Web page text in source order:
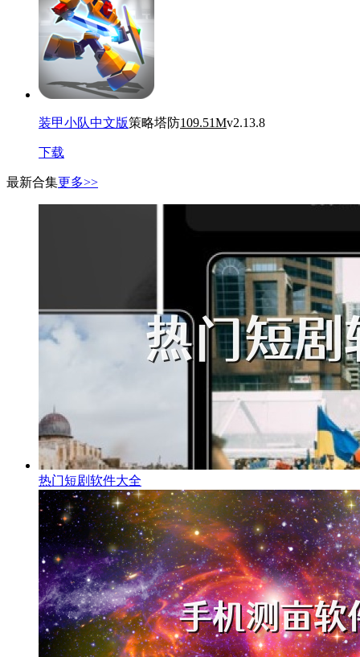
装甲小队中文版策略塔防109.51Mv2.13.8
下载
最新合集更多>>
热门短剧软件大全